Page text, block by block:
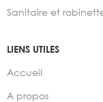
Sanitaire et
LIENS UTILES
Accueil
A propos